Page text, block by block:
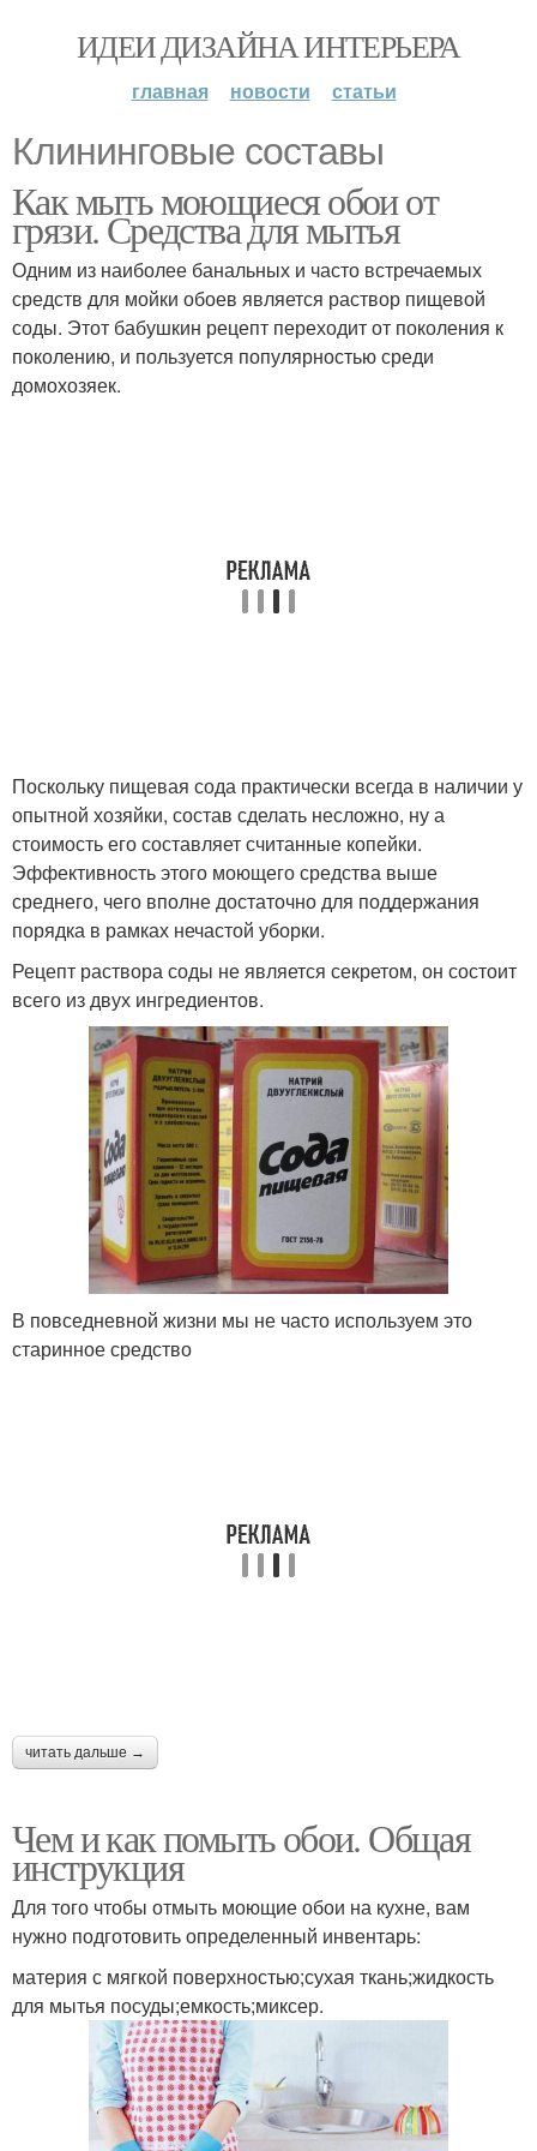
ИДЕИ ДИЗАЙНА ИНТЕРЬЕРА
главная новости статьи
Клининговые составы
Как мыть моющиеся обои от
грязи. Средства для мытья
Одним из наиболее банальных и часто встречаемых
средств для мойки обоев является раствор пищевой
соды. Этот бабушкин рецепт переходит от поколения к
поколению, и пользуется популярностью среди
домохозяек.
Поскольку пищевая сода практически всегда в наличии у
опытной хозяйки, состав сделать несложно, ну а
стоимость его составляет считанные копейки.
Эффективность этого моющего средства выше
среднего, чего вполне достаточно для поддержания
порядка в рамках нечастой уборки.
Рецепт раствора соды не является секретом, он состоит
всего из двух ингредиентов.
В повседневной жизни мы не часто используем это
старинное средство
читать дальше →
Чем и как помыть обои. Общая
инструкция
Для того чтобы отмыть моющие обои на кухне, вам
нужно подготовить определенный инвентарь:
материя с мягкой поверхностью;сухая ткань;жидкость
для мытья посуды;емкость;миксер.